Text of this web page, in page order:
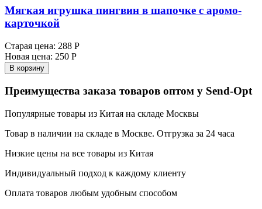
Мягкая игрушка пингвин в шапочке с аромо-
карточкой
Старая цена: 288 Р
Новая цена: 250 Р
В корзину
Преимущества заказа товаров оптом у Send-Opt
Популярные товары из Китая на складе Москвы
Товар в наличии на складе в Москве. Отгрузка за 24 часа
Низкие цены на все товары из Китая
Индивидуальный подход к каждому клиенту
Оплата товаров любым удобным способом